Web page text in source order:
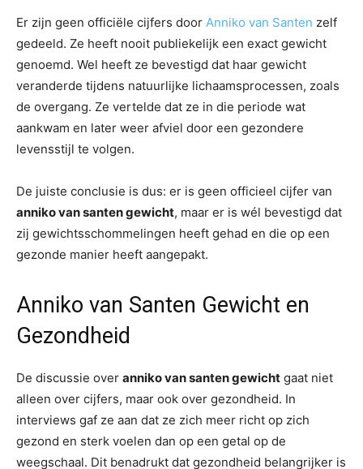
Er zijn geen officiële cijfers door Anniko van Santen zelf
gedeeld. Ze heeft nooit publiekelijk een exact gewicht
genoemd. Wel heeft ze bevestigd dat haar gewicht
veranderde tijdens natuurlijke lichaamsprocessen, zoals
de overgang. Ze vertelde dat ze in die periode wat
aankwam en later weer afviel door een gezondere
levensstijl te volgen.
De juiste conclusie is dus: er is geen officieel cijfer van
anniko van santen gewicht, maar er is wél bevestigd dat
zij gewichtsschommelingen heeft gehad en die op een
gezonde manier heeft aangepakt.
Anniko van Santen Gewicht en
Gezondheid
De discussie over anniko van santen gewicht gaat niet
alleen over cijfers, maar ook over gezondheid. In
interviews gaf ze aan dat ze zich meer richt op zich
gezond en sterk voelen dan op een getal op de
weegschaal. Dit benadrukt dat gezondheid belangrijker is